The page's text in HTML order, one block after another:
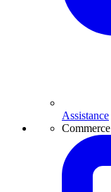
Assistance
Commerce